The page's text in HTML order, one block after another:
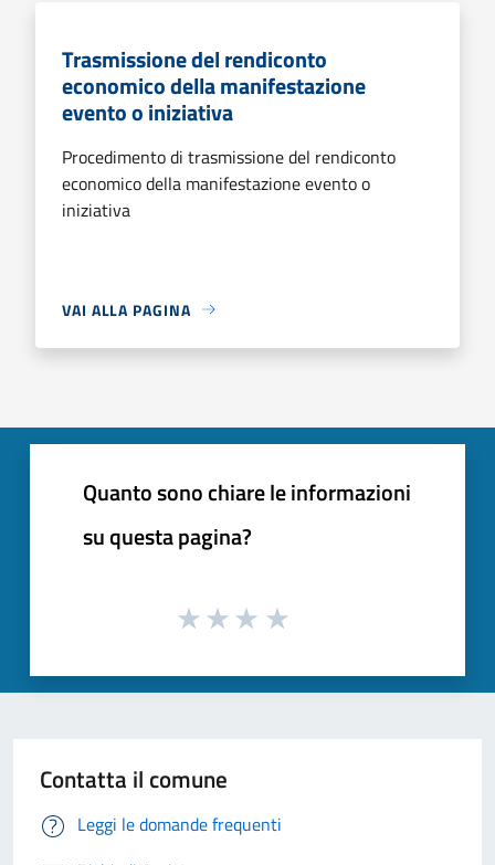
Trasmissione del rendiconto
economico della manifestazione
evento o iniziativa
Procedimento di trasmissione del rendiconto
economico della manifestazione evento o
iniziativa
VAI ALLA PAGINA
Quanto sono chiare le informazioni
su questa pagina?
Contatta il comune
Leggi le domande frequenti